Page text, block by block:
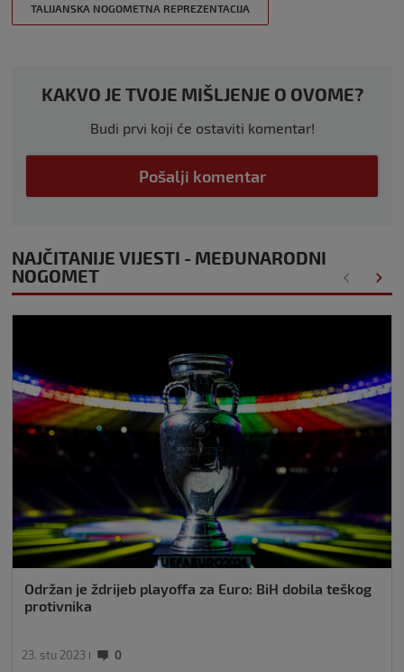
TALIJANSKA NOGOMETNA REPREZENTACIJA
KAKVO JE TVOJE MIŠLJENJE O OVOME?
Budi prvi koji će ostaviti komentar!
Pošalji komentar
NAJČITANIJE VIJESTI - MEĐUNARODNI
NOGOMET
Održan je ždrijeb playoffa za Euro: BiH dobila teškog
protivnika
23. stu 2023 0